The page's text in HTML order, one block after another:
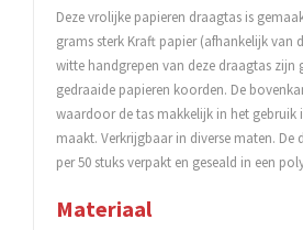
Deze vrolijke papieren draagtas is
grams sterk Kraft papier (afhankelijk van
witte handgrepen van deze draagtas zijn
gedraaide papieren koorden. De
waardoor de tas makkelijk in het gebruik
maakt. Verkrijgbaar in diverse maten. De
per 50 stuks verpakt en geseald in een
Materiaal